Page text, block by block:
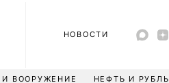
НОВОСТИ
ВООРУЖЕНИЕ НЕФТЬ И РУБЛЬ